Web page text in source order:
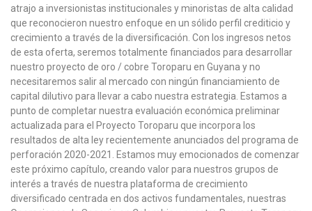
atrajo a inversionistas institucionales y minoristas de alta calidad
que reconocieron nuestro enfoque en un sólido perfil crediticio y
crecimiento a través de la diversificación. Con los ingresos netos
de esta oferta, seremos totalmente financiados para desarrollar
nuestro proyecto de oro / cobre Toroparu en Guyana y no
necesitaremos salir al mercado con ningún financiamiento de
capital dilutivo para llevar a cabo nuestra estrategia. Estamos a
punto de completar nuestra evaluación económica preliminar
actualizada para el Proyecto Toroparu que incorpora los
resultados de alta ley recientemente anunciados del programa de
perforación 2020-2021. Estamos muy emocionados de comenzar
este próximo capítulo, creando valor para nuestros grupos de
interés a través de nuestra plataforma de crecimiento
diversificado centrada en dos activos fundamentales, nuestras